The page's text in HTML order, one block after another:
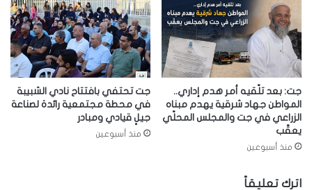
جت: بعد تلّقيه أمر هدم إداري..
المواطن جهاد شرقية يهدم مبناه
الزراعي في جت والمجلس المحلّي
يعقّب
منذ أسبوعين
جت تحتفي بافتتاح نادي الشبيبة
في محطة مجتمعية رائدة لصناعة
جيلٍ قيادي ومبادر
منذ أسبوعين
اترك تعليقاً